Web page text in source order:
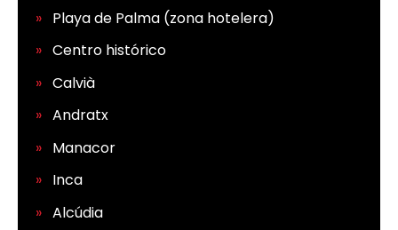
Playa de Palma (zona hotelera)
Centro histórico
Calvià
Andratx
Manacor
Inca
Alcúdia